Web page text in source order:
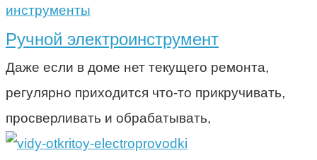
инструменты
Ручной электроинструмент
Даже если в доме нет текущего ремонта,
регулярно приходится что-то прикручивать,
просверливать и обрабатывать,